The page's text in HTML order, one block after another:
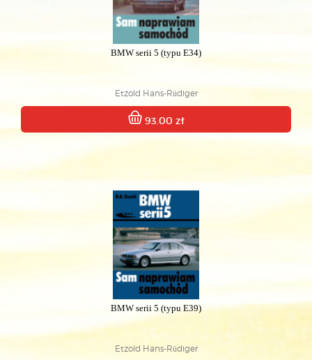
BMW serii 5 (typu E34)
Etzold Hans-Rüdiger
93.00 zł
BMW serii 5 (typu E39)
Etzold Hans-Rüdiger